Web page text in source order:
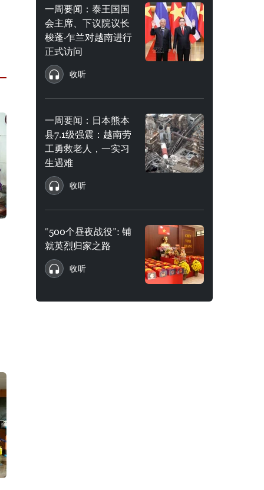
一周要闻：泰王国国
会主席、下议院议长
梭蓬·乍兰对越南进行
正式访问
收听
一周要闻：日本熊本
县7.1级强震：越南劳
工勇救老人，一实习
生遇难
收听
“500个昼夜战役”: 铺
就英烈归家之路
收听